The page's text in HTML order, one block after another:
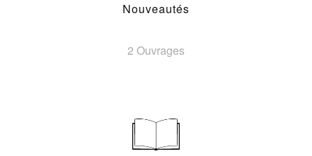
Nouveautés
2 Ouvrages